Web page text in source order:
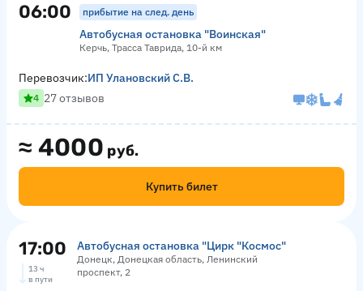
06:00 прибытие на след. день
Автобусная остановка "Воинская"
Керчь, Трасса Таврида, 10-й км
≈ 4000 руб.
Купить билет
Перевозчик:ИП Улановский С.В.
4 27 отзывов
17:00 Автобусная остановка "Цирк "Космос"
Донецк, Донецкая область, Ленинский
проспект, 2
13 ч
в пути